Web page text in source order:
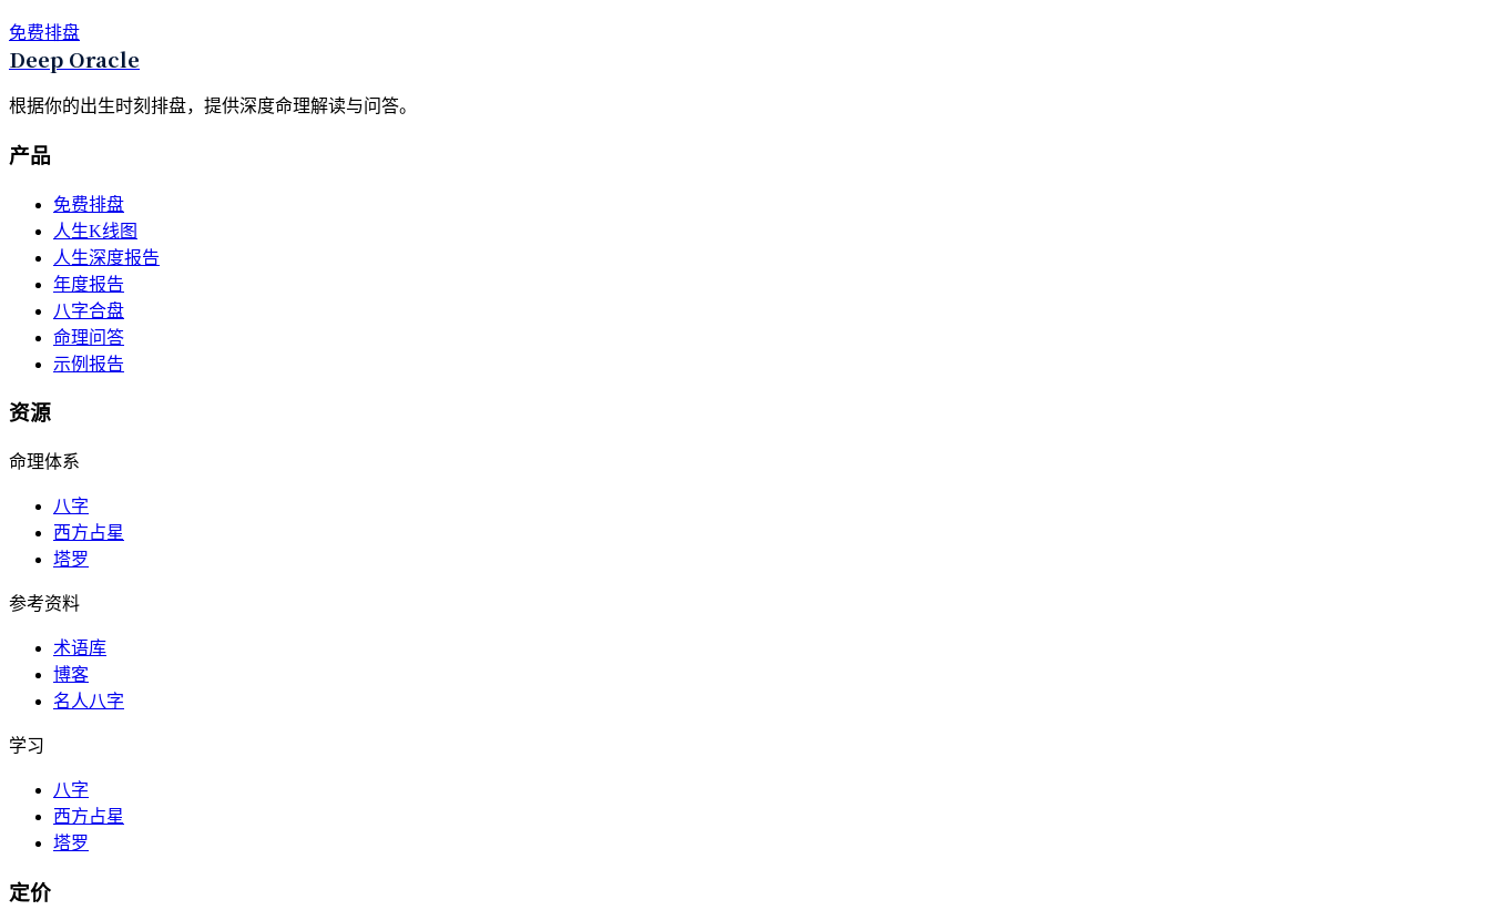
免费排盘
Deep Oracle
根据你的出生时刻排盘，提供深度命理解读与问答。
产品
免费排盘
人生K线图
人生深度报告
年度报告
八字合盘
命理问答
示例报告
资源
命理体系
八字
西方占星
塔罗
参考资料
术语库
博客
名人八字
学习
八字
西方占星
塔罗
定价